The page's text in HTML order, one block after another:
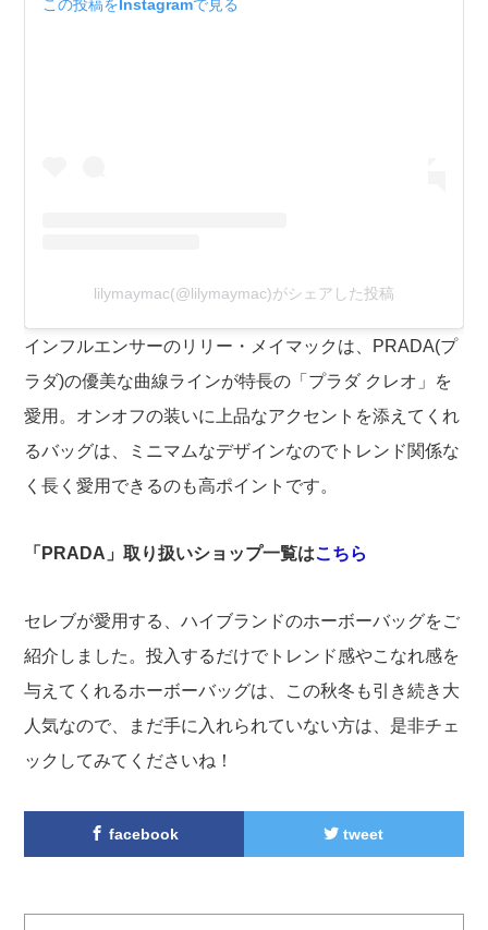
この投稿をInstagramで見る
lilymaymac(@lilymaymac)がシェアした投稿
インフルエンサーのリリー・メイマックは、PRADA(プ
ラダ)の優美な曲線ラインが特長の「プラダ クレオ」を
愛用。オンオフの装いに上品なアクセントを添えてくれ
るバッグは、ミニマムなデザインなのでトレンド関係な
く長く愛用できるのも高ポイントです。
「PRADA」取り扱いショップ一覧はこちら
セレブが愛用する、ハイブランドのホーボーバッグをご
紹介しました。投入するだけでトレンド感やこなれ感を
与えてくれるホーボーバッグは、この秋冬も引き続き大
人気なので、まだ手に入れられていない方は、是非チェ
ックしてみてくださいね！
facebook tweet